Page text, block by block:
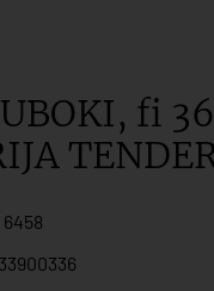
fi
6458
33900336